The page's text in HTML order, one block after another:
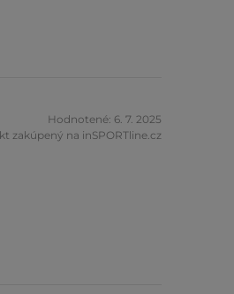
Hodnotené: 6. 7. 2025
zakúpený na inSPORTline.cz